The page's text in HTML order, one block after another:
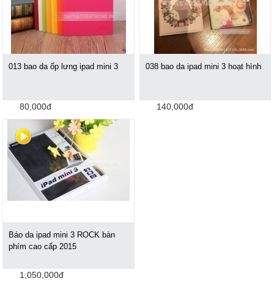
013 bao da ốp lưng ipad mini 3
80,000đ
038 bao da ipad mini 3 hoạt hình
140,000đ
Báo da ipad mini 3 ROCK bàn
phím cao cấp 2015
1,050,000đ